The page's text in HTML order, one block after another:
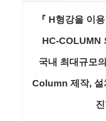
『 H형강을 이
HC-COLUMN
국내 최대규모
Column 제작, 설